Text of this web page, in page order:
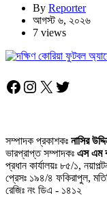
By Reporter
আগস্ট ৬, ২০২৬
7 views
Facebook
Instagram
X Twitter
সম্পাদক প্রকাশকঃ নাসির
ভারপ্রাপ্ত সম্পাদকঃ এস এম
প্রধান কার্যালয়ঃ ৮৫/১,
প্রেসঃ ১৯৪/৪ ফকিরাপুল,
রেজিঃ নং ডিএ - ১৪১২